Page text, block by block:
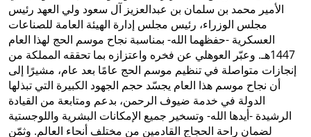
الأمير محمد بن سلمان بن عبدالعزيز آل سعود ولي العهد رئيس
مجلس الوزراء، رئيس مجلس إدارة الهيئة العامة للصناعات
العسكرية -حفظهما الله- بمناسبة نجاح موسم الحج لهذا العام
1447هـ. وعبّر العوهلي عن فخره واعتزازه بما تحققه المملكة من
إنجازات متواصلة في تنظيم موسم الحج عامًا بعد عام، مشيرًا إلى
أن نجاح موسم هذا العام يجسّد حجم الجهود الكبيرة التي تبذلها
الدولة في خدمة ضيوف الرحمن، بدعم ومتابعة من القيادة
الرشيدة -أيدها الله- وتسخير جميع الإمكانات البشرية واللوجستية
لضمان راحة الحجاج القادمين من مختلف أنحاء العالم. وثمّن